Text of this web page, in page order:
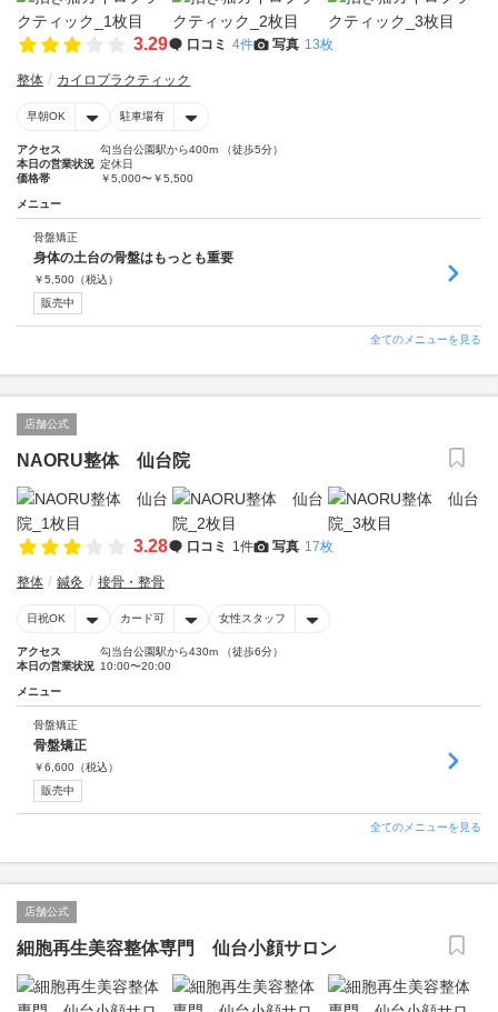
3.29 口コミ 4件 写真 13枚
整体 カイロプラクティック
早朝OK 駐車場有
アクセス
勾当台公園駅から400m （徒歩5分）
本日の営業状況 定休日
価格帯
￥5,000〜￥5,500
メニュー
骨盤矯正
身体の土台の骨盤はもっとも重要
￥5,500 （税込）
販売中
全てのメニューを見る
店舗公式
NAORU整体 仙台院
3.28 口コミ 1件 写真 17枚
整体 鍼灸 接骨・整骨
日祝OK カード可 女性スタッフ
アクセス
勾当台公園駅から430m （徒歩6分）
本日の営業状況 10:00〜20:00
メニュー
骨盤矯正
骨盤矯正
￥6,600 （税込）
販売中
全てのメニューを見る
店舗公式
細胞再生美容整体専門 仙台小顔サロン